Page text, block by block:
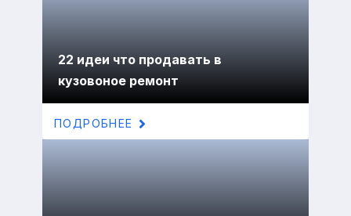
22 идеи что продавать в
кузовоное ремонт
ПОДРОБНЕЕ